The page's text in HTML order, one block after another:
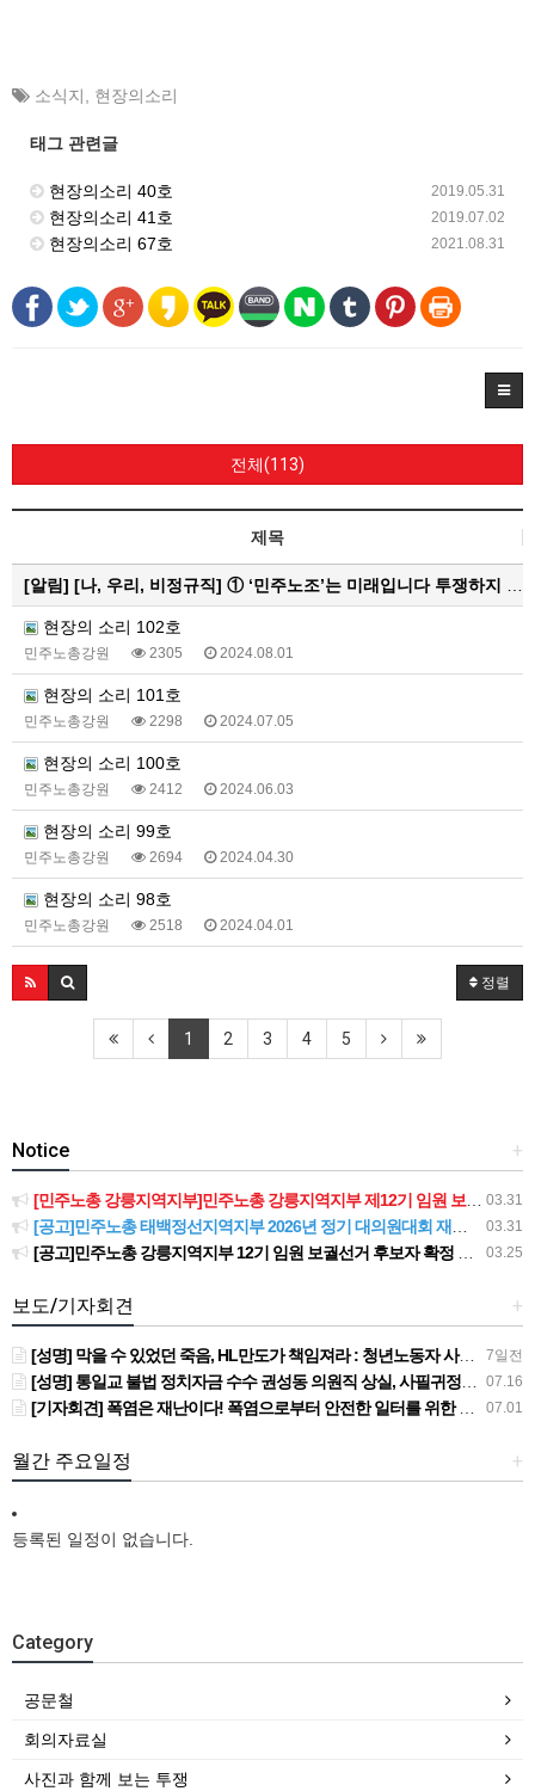
소식지 현장의소리
태그 관련글
2019.05.31
현장의소리 40호
2019.07.02
현장의소리 41호
2021.08.31
현장의소리 67호
전체(113)
제목
[알림] [나, 우리, 비정규직] ① ‘민주노조’는 미래입니다 투쟁하지 않으면 쟁취하지 못합니다
현장의 소리 102호
민주노총강원 2305 2024.08.01
현장의 소리 101호
민주노총강원 2298 2024.07.05
현장의 소리 100호
민주노총강원 2412 2024.06.03
현장의 소리 99호
민주노총강원 2694 2024.04.30
현장의 소리 98호
민주노총강원 2518 2024.04.01
정렬
1 2 3 4 5
+
Notice
03.31
[민주노총 강릉지역지부]민주노총 강릉지역지부 제12기 임원 보궐선거결과 공고
03.31
[공고]민주노총 태백정선지역지부 2026년 정기 대의원대회 재소집 건
03.25
[공고]민주노총 강릉지역지부 12기 임원 보궐선거 후보자 확정 공고
+
보도/기자회견
7일전
[성명] 막을 수 있었던 죽음, HL만도가 책임져라 : 청년노동자 사망사고의 철저한 진상규명과 재발방지 대책 마련하라
07.16
[성명] 통일교 불법 정치자금 수수 권성동 의원직 상실, 사필귀정이다
07.01
[기자회견] 폭염은 재난이다! 폭염으로부터 안전한 일터를 위한 민주노총 강원지역본부 폭염감시단 선포 기자회견
+
월간 주요일정
등록된 일정이 없습니다.
Category
공문철
회의자료실
사진과 함께 보는 투쟁